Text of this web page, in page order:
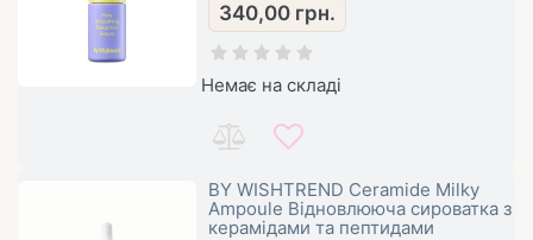
340,00 грн.
Немає на складі
BY WISHTREND Ceramide Milky
Ampoule Відновлююча сироватка з
керамідами та пептидами